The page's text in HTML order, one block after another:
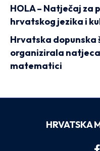
HOLA – Natječaj za
hrvatskog jezika i
Hrvatska dopunska
organizirala
matematici
HRVATSKA